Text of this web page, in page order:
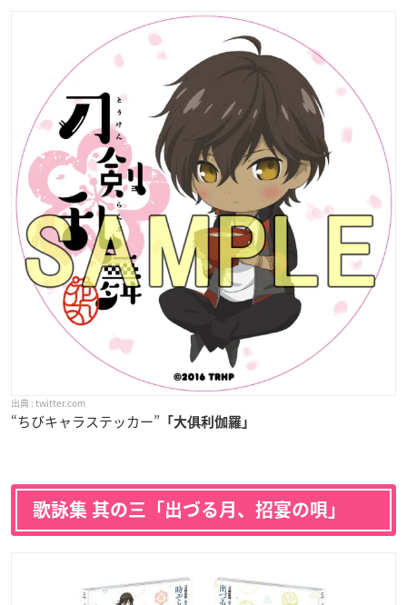
twitter.com
“ちびキャラステッカー” 「大俱利伽羅」
歌詠集 其の三「出づる月、招宴の唄」